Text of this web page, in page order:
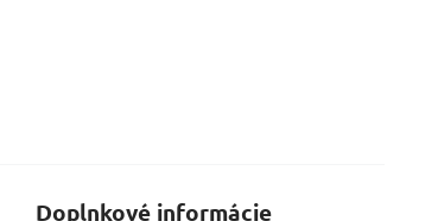
Doplnkové informácie